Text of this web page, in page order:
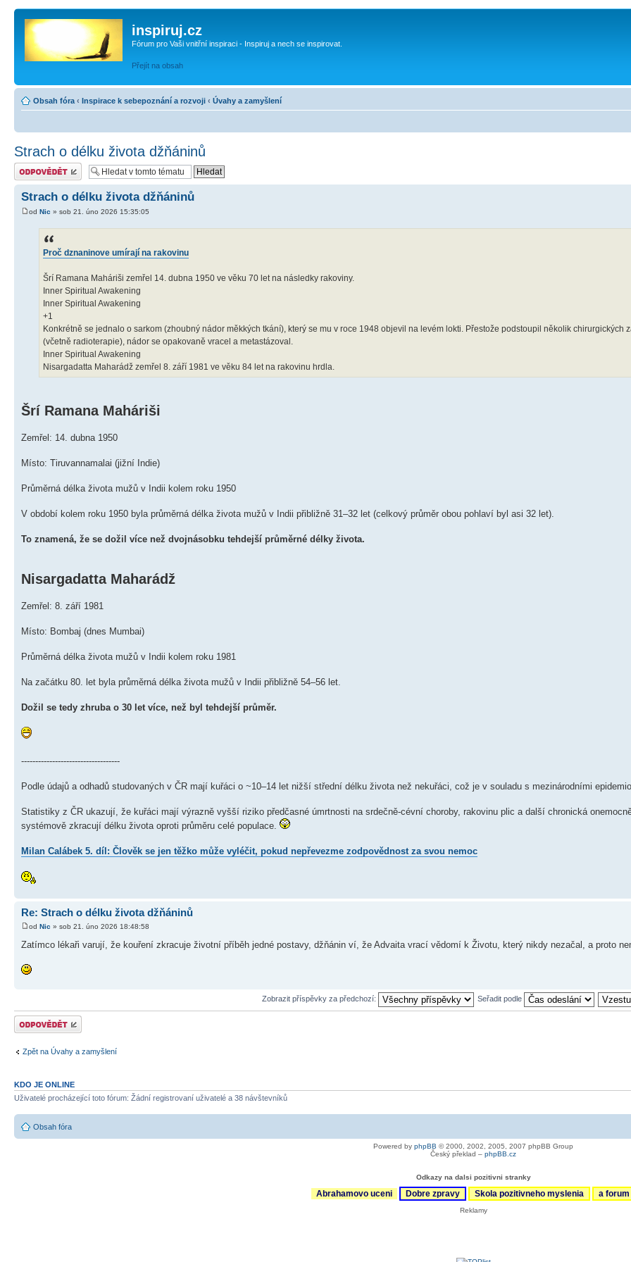
inspiruj.cz
Fórum pro Vaši vnitřní inspiraci - Inspiruj a nech se inspirovat.
Přejít na obsah
Obsah fóra ‹ Inspirace k sebepoznání a rozvoji ‹ Úvahy a zamyšlení
Strach o délku života džňáninů
Odeslat odpověď
Strach o délku života džňáninů
od Nic » sob 21. úno 2026 15:35:05
Proč dznaninove umírají na rakovinu
Šrí Ramana Maháriši zemřel 14. dubna 1950 ve věku 70 let na následky rakoviny.
Inner Spiritual Awakening
Inner Spiritual Awakening
+1
Konkrétně se jednalo o sarkom (zhoubný nádor měkkých tkání), který se mu v roce 1948 objevil na levém lokti. Přestože podstoupil několik chirurgických
(včetně radioterapie), nádor se opakovaně vracel a metastázoval.
Inner Spiritual Awakening
Nisargadatta Maharádž zemřel 8. září 1981 ve věku 84 let na rakovinu hrdla.
Šrí Ramana Maháriši
Zemřel: 14. dubna 1950
Místo: Tiruvannamalai (jižní Indie)
Průměrná délka života mužů v Indii kolem roku 1950
V období kolem roku 1950 byla průměrná délka života mužů v Indii přibližně 31–32 let (celkový průměr obou pohlaví byl asi 32 let).
To znamená, že se dožil více než dvojnásobku tehdejší průměrné délky života.
Nisargadatta Maharádž
Zemřel: 8. září 1981
Místo: Bombaj (dnes Mumbai)
Průměrná délka života mužů v Indii kolem roku 1981
Na začátku 80. let byla průměrná délka života mužů v Indii přibližně 54–56 let.
Dožil se tedy zhruba o 30 let více, než byl tehdejší průměr.
-----------------------------------
Podle údajů a odhadů studovaných v ČR mají kuřáci o ~10–14 let nižší střední délku života než nekuřáci, což je v souladu s mezinárodními
Statistiky z ČR ukazují, že kuřáci mají výrazně vyšší riziko předčasné úmrtnosti na srdečně-cévní choroby, rakovinu plic a další chronická
systémově zkracují délku života oproti průměru celé populace.
Milan Calábek 5. díl: Člověk se jen těžko může vyléčit, pokud nepřevezme zodpovědnost za svou nemoc
Re: Strach o délku života džňáninů
od Nic » sob 21. úno 2026 18:48:58
Zatímco lékaři varují, že kouření zkracuje životní příběh jedné postavy, džňánin ví, že Advaita vrací vědomí k Životu, který nikdy nezačal, a proto
Zobrazit příspěvky za předchozí: Seřadit podle
Odeslat odpověď
Zpět na Úvahy a zamyšlení
KDO JE ONLINE
Uživatelé procházející toto fórum: Žádní registrovaní uživatelé a 38 návštevníků
Obsah fóra
Powered by phpBB © 2000, 2002, 2005, 2007 phpBB Group
Český překlad – phpBB.cz
Odkazy na dalsi pozitivni stranky
Abrahamovo uceni Dobre zpravy Skola pozitivneho myslenia a forum
Reklamy